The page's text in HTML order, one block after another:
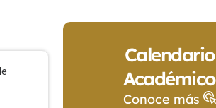
Calendario
Académico
Conoce más